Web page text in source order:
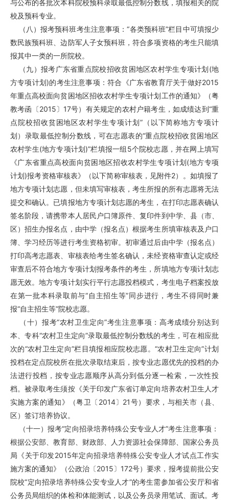
与公布的各批次本科院校预科录取最低控制分数线，填报相关的院
校及预科专业。
（八）报考预科班考生注意事项：“各类预科班”栏目中可填报少
数民族预科班、边防军人子女预科班，符合多项资格的考生只能填
报其中一类的一所院校。
（九）报考广东省重点院校招收贫困地区农村学生专项计划(地
方专项计划)的考生注意事项：符合《广东省教育厅关于做好2015
年重点高校面向贫困地区招收农村学生专项计划工作的通知》（粤
教考函〔2015〕17号）有关规定的农村户籍考生，如成绩达到“重
点院校招收贫困地区农村学生专项计划”（以下简称地方专项计
划）录取最低控制分数线，可在志愿表的“重点院校招收贫困地区
农村学生(地方专项计划)”栏填报一组5个院校志愿，并在网上填写
《广东省重点高校面向贫困地区招收农村学生专项计划(地方专项
计划)报考资格审核表》（以下简称审核表，见附件2）。如填报了
地方专项计划志愿，但未填写审核表，考生所报的所有志愿将无法
提交和确认。已填报地方专项计划志愿的考生，在打印志愿表确认
签名阶段，请携带本人居民户口簿原件、复印件到中学、县（市、
区）招生办报名点，由中学（报名点）根据考生所填审核表及户口
簿、学习经历等进行考生资格初审。初审通过后由中学（报名点）
打印高考志愿表、审核表给考生签名确认，未经资格审查认定或经
审查后不符合地方专项计划报考条件的考生，所填地方专项计划志
愿无效。地方专项计划实行平行志愿投档模式，考生电子档案投放
在第一批本科录取前与“自主招生等”同步进行，考生不得同时兼
报“自主招生等”院校志愿。
（十）报考“农村卫生定向”考生注意事项：高考成绩分别达到
本、专科“农村卫生定向”录取最低控制分数线的考生，可在相应批
次的“农村卫生定向”栏目填报相应院校志愿。“农村卫生定向”计划
投档在定点院校所在批次录取结束后，按专业志愿优先的投档的办
法进行投档，按专业志愿顺序从高分到低分逐一检索，一次性投
档。被录取考生须按《关于印发广东省订单定向培养农村卫生人才
实施方案的通知》（粤卫〔2014〕21号）要求，与相关市（县、
区）签订培养协议。
（十一）报考“定向招录培养特殊公安专业人才”考生注意事项：
根据公安部、教育部、财政部、人力资源社会保障部、国家公务员
局《关于印发2015年定向招录培养特殊公安专业人才试点工作实
施方案的通知》（公政治〔2015〕172号）要求，报考提前批公安
院校“定向招录培养特殊公安专业人才”的考生需参加省公安厅和省
公务员局组织的体检和体能测试，以及公务员录用笔试、面试。考